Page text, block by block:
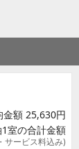
金額 25,630円
1室の合計金額
サービス料込み)